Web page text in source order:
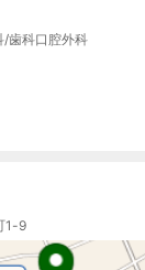
歯科口腔外科
1-9